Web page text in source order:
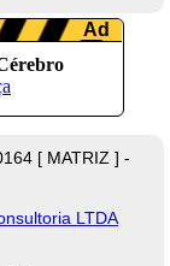
[ MATRIZ ] -
LTDA